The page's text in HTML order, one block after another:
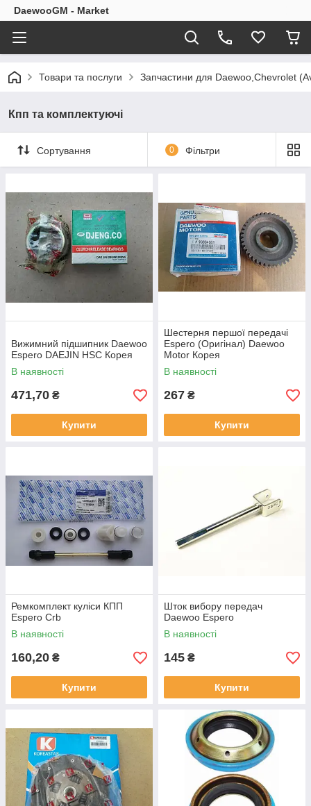
DaewooGM - Market
Товари та послуги Запчастини для Daewoo,Chevrolet
Кпп та комплектуючі
Сортування 0 Фільтри
Вижимний підшипник Daewoo
Espero DAEJIN HSC Корея
В наявності
471,70 ₴
Купити
Шестерня першої передачі
Espero (Оригінал) Daewoo
Motor Корея
В наявності
267 ₴
Купити
Ремкомплект куліси КПП
Espero Crb
В наявності
160,20 ₴
Купити
Шток вибору передач
Daewoo Espero
В наявності
145 ₴
Купити